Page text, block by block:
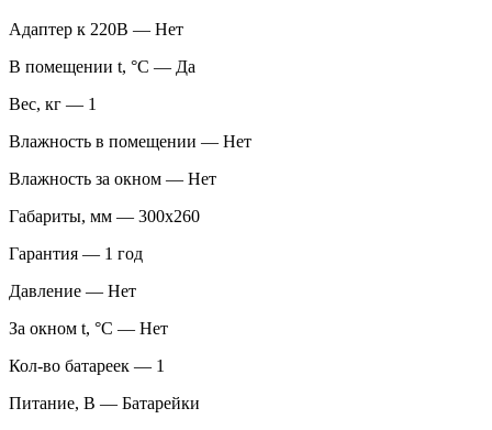
Адаптер к 220В — Нет
В помещении t, °С — Да
Вес, кг — 1
Влажность в помещении — Нет
Влажность за окном — Нет
Габариты, мм — 300х260
Гарантия — 1 год
Давление — Нет
За окном t, °С — Нет
Кол-во батареек — 1
Питание, В — Батарейки